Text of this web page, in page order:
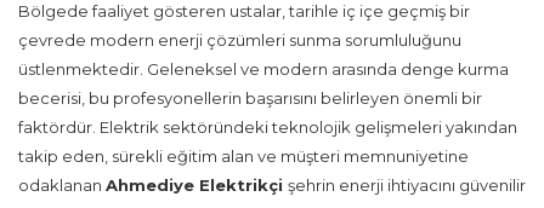
Bölgede faaliyet gösteren ustalar, tarihle iç içe geçmiş bir
çevrede modern enerji çözümleri sunma sorumluluğunu
üstlenmektedir. Geleneksel ve modern arasında denge kurma
becerisi, bu profesyonellerin başarısını belirleyen önemli bir
faktördür. Elektrik sektöründeki teknolojik gelişmeleri yakından
takip eden, sürekli eğitim alan ve müşteri memnuniyetine
odaklanan Ahmediye Elektrikçi şehrin enerji ihtiyacını güvenilir